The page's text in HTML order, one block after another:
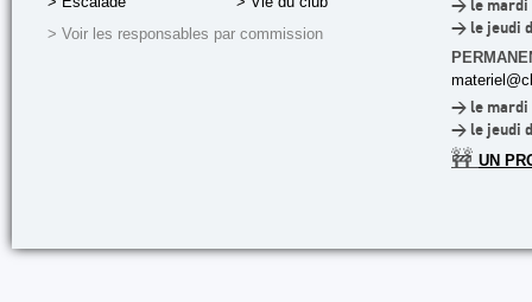
> Voir les responsables par commission
> le mardi
> le jeudi
> le mardi
> le jeudi
🚧 UN